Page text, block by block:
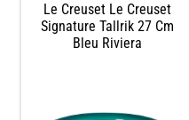
Le Creuset Le Creuset
Signature Tallrik 27 Cm
Bleu Riviera